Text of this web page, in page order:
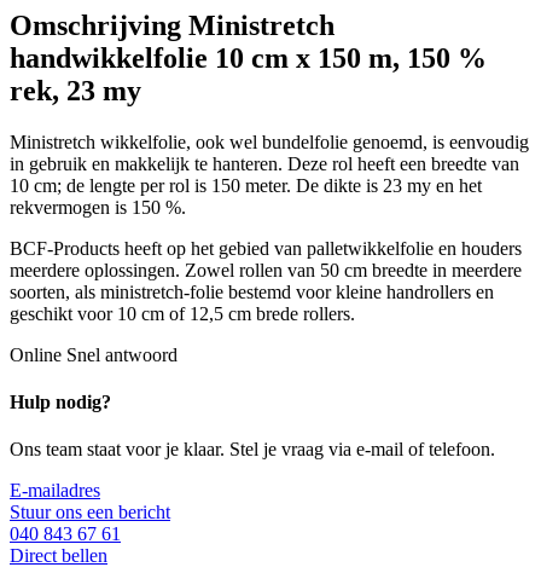
Omschrijving Ministretch
handwikkelfolie 10 cm x 150 m, 150 %
rek, 23 my
Ministretch wikkelfolie, ook wel bundelfolie genoemd, is eenvoudig
in gebruik en makkelijk te hanteren. Deze rol heeft een breedte van
10 cm; de lengte per rol is 150 meter. De dikte is 23 my en het
rekvermogen is 150 %.
BCF-Products heeft op het gebied van palletwikkelfolie en houders
meerdere oplossingen. Zowel rollen van 50 cm breedte in meerdere
soorten, als ministretch-folie bestemd voor kleine handrollers en
geschikt voor 10 cm of 12,5 cm brede rollers.
Online Snel antwoord
Hulp nodig?
Ons team staat voor je klaar. Stel je vraag via e-mail of telefoon.
E-mailadres
Stuur ons een bericht
040 843 67 61
Direct bellen